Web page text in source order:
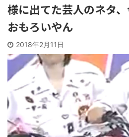
様に出てた芸人のネタ
おもろいやん
2018年2月11日